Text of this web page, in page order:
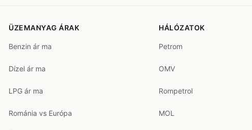
ÜZEMANYAG ÁRAK
Benzin ár ma
Dízel ár ma
LPG ár ma
Románia vs Európa
HÁLÓZATOK
Petrom
OMV
Rompetrol
MOL